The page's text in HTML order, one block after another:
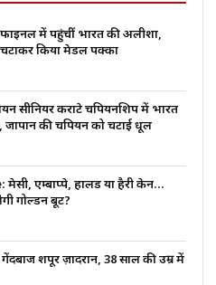
में पहुंचीं भारत की अलीशा,
किया मेडल पक्का
सीनियर कराटे चैंपियनशिप में भारत
जापान की चैंपियन को चटाई धूल
एम्बाप्पे, हालैंड या हैरी केन…
गोल्डन बूट?
शपूर ज़ादरान, 38 साल की उम्र में